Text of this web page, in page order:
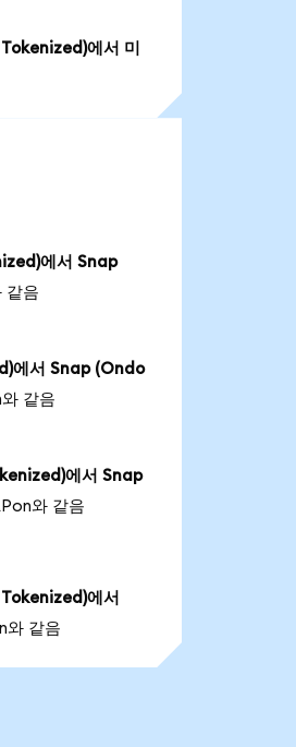
에서 미
에서 Snap
같음
에서 Snap (Ondo
같음
에서 Snap
와 같음
에서
와 같음